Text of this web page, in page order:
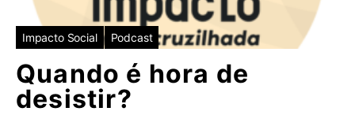
Impacto Social Podcast
Quando é hora de
desistir?